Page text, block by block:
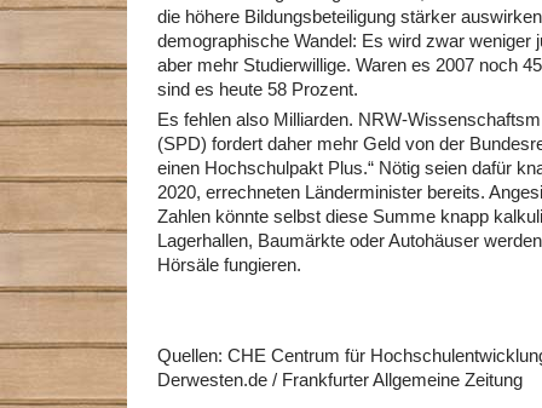
die höhere Bildungsbeteiligung stärker
demographische Wandel: Es wird zwar weniger
aber mehr Studierwillige. Waren es 2007 noch
sind es heute 58 Prozent.
Es fehlen also Milliarden. NRW-
(SPD) fordert daher mehr Geld von der
einen Hochschulpakt Plus.“ Nötig seien dafür
2020, errechneten Länderminister bereits.
Zahlen könnte selbst diese Summe knapp
Lagerhallen, Baumärkte oder Autohäuser
Hörsäle fungieren.
Quellen: CHE Centrum für
Derwesten.de / Frankfurter Allgemeine Zeitung